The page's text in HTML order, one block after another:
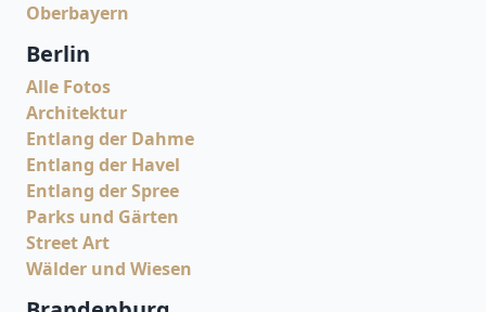
Oberbayern
Berlin
Alle Fotos
Architektur
Entlang der Dahme
Entlang der Havel
Entlang der Spree
Parks und Gärten
Street Art
Wälder und Wiesen